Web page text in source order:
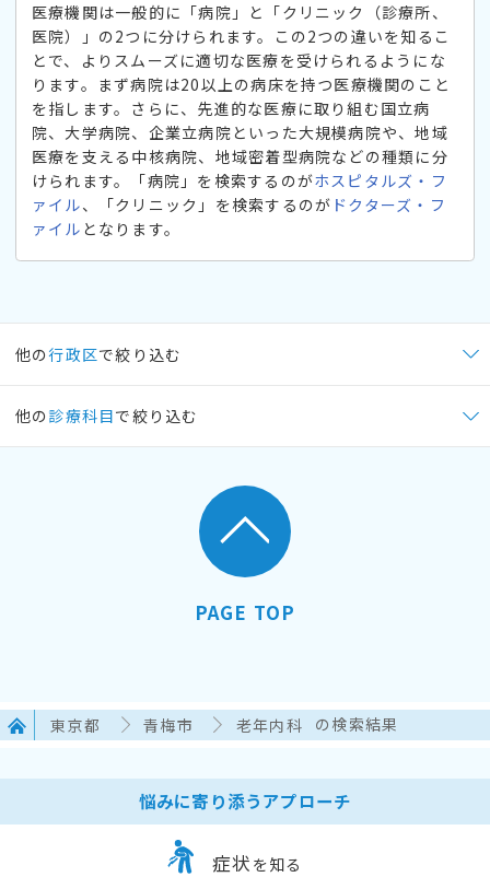
医療機関は一般的に「病院」と「クリニック（診療所、
医院）」の2つに分けられます。この2つの違いを知るこ
とで、よりスムーズに適切な医療を受けられるようにな
ります。まず病院は20以上の病床を持つ医療機関のこと
を指します。さらに、先進的な医療に取り組む国立病
院、大学病院、企業立病院といった大規模病院や、地域
医療を支える中核病院、地域密着型病院などの種類に分
けられます。「病院」を検索するのがホスピタルズ・フ
ァイル、「クリニック」を検索するのが ドクターズ・フ
ァイル となります。
他の行政区で絞り込む
他の 診療科目で絞り込む
PAGE TOP
東京都 青梅市 老年内科 の検索結果
悩みに寄り添うアプローチ
症状 を知る